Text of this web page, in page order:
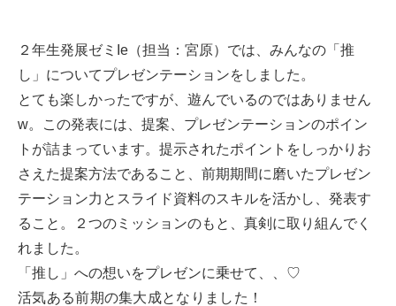
２年生発展ゼミIe（担当：宮原）では、みんなの「推
し」についてプレゼンテーションをしました。
とても楽しかったですが、遊んでいるのではありません
w。この発表には、提案、プレゼンテーションのポイン
トが詰まっています。提示されたポイントをしっかりお
さえた提案方法であること、前期期間に磨いたプレゼン
テーション力とスライド資料のスキルを活かし、発表す
ること。２つのミッションのもと、真剣に取り組んでく
れました。
「推し」への想いをプレゼンに乗せて、、 ♡
活気ある前期の集大成となりました！